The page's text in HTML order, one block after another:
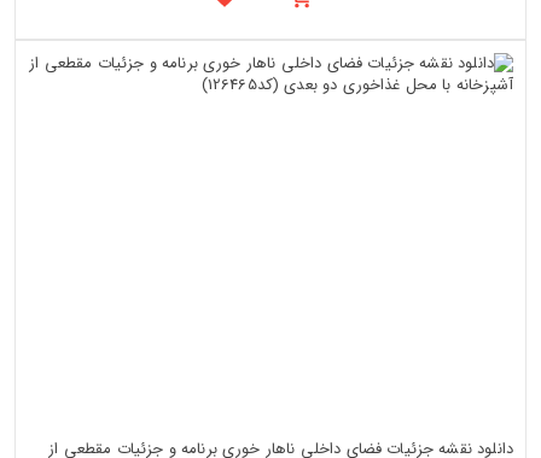
دانلود نقشه جزئیات فضای داخلی ناهار خوری برنامه و جزئیات مقطعی از